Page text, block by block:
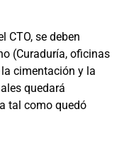
CTO, se deben
(Curaduría, oficinas
cimentación y la
quedará
tal como quedó